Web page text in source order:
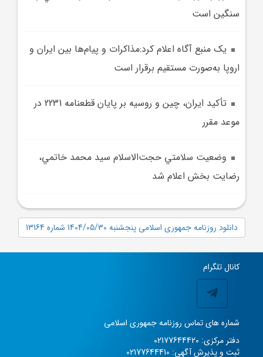
سنگين است
يک منبع آگاه اعلام کرد:مذاکرات و پيام‌ها بين ايران و
اروپا به‌صورت مستقيم برقرار است
تأکيد ايران، چين و روسيه بر پايان قطعنامه 2231 در
موعد مقرر
وضعيت سلامتي حجت‌الاسلام سيد محمد خاتمي،
رضايت‌ بخش اعلام شد
دانلود روزنامه جمهوری اسلامی پنجشنبه 1404/05/30 شماره 13164
کانال تلگرام
شماره های تماس روزنامه جمهوری اسلامی
دفتر مرکزی: 02177644420
ثبت و پذیرش آگهی: 02177644410